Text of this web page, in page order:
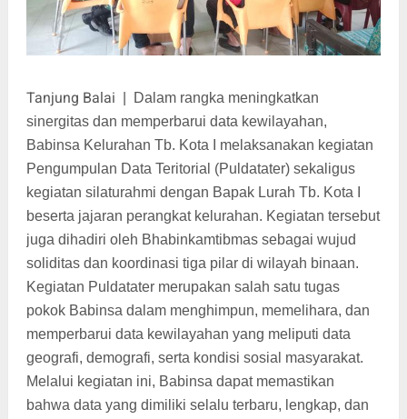
Tanjung Balai
Dalam rangka meningkatkan
sinergitas dan memperbarui data kewilayahan,
Babinsa Kelurahan Tb. Kota I melaksanakan kegiatan
Pengumpulan Data Teritorial (Puldatater) sekaligus
kegiatan silaturahmi dengan Bapak Lurah Tb. Kota I
beserta jajaran perangkat kelurahan. Kegiatan tersebut
juga dihadiri oleh Bhabinkamtibmas sebagai wujud
soliditas dan koordinasi tiga pilar di wilayah binaan.
Kegiatan Puldatater merupakan salah satu tugas
pokok Babinsa dalam menghimpun, memelihara, dan
memperbarui data kewilayahan yang meliputi data
geografi, demografi, serta kondisi sosial masyarakat.
Melalui kegiatan ini, Babinsa dapat memastikan
bahwa data yang dimiliki selalu terbaru, lengkap, dan